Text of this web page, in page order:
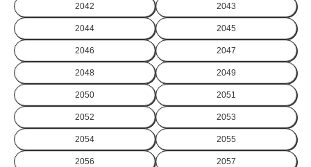
2042 2043
2044 2045
2046 2047
2048 2049
2050 2051
2052 2053
2054 2055
2056 2057